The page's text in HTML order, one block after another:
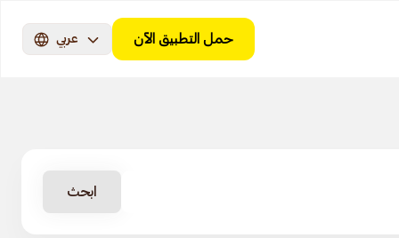
حمل التطبيق الآن عربي
ابحث